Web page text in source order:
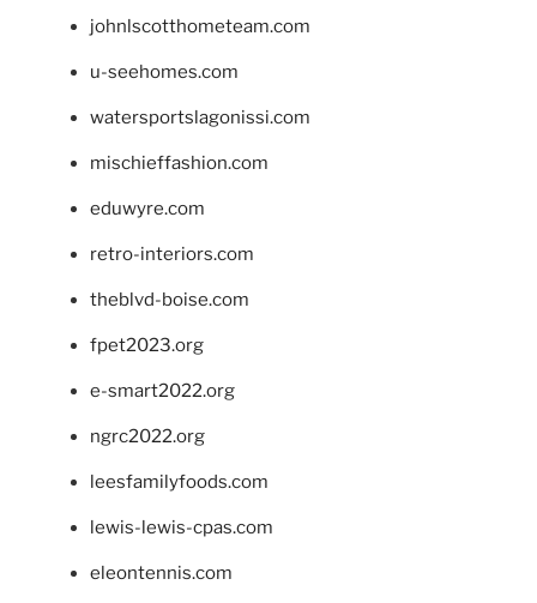
johnlscotthometeam.com
u-seehomes.com
watersportslagonissi.com
mischieffashion.com
eduwyre.com
retro-interiors.com
theblvd-boise.com
fpet2023.org
e-smart2022.org
ngrc2022.org
leesfamilyfoods.com
lewis-lewis-cpas.com
eleontennis.com